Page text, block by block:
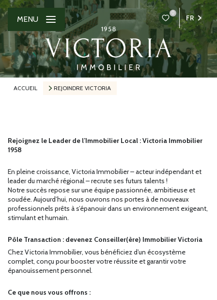
0
FR
MENU
ACCUEIL REJOINDRE VICTORIA
Rejoignez le Leader de l’Immobilier Local : Victoria Immobilier
1958
En pleine croissance, Victoria Immobilier – acteur indépendant et
leader du marché régional – recrute ses futurs talents !
Notre succès repose sur une équipe passionnée, ambitieuse et
soudée. Aujourd’hui, nous ouvrons nos portes à de nouveaux
professionnels prêts à s’épanouir dans un environnement exigeant,
stimulant et humain.
Pôle Transaction : devenez Conseiller(ère) Immobilier Victoria
Chez Victoria Immobilier, vous bénéficiez d’un écosystème
complet, conçu pour booster votre réussite et garantir votre
épanouissement personnel.
Ce que nous vous offrons :